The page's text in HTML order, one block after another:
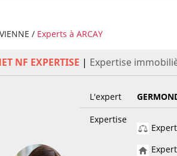
VIENNE / Experts à ARCAY
NF EXPERTISE | Expertise
L'expert
Expertise